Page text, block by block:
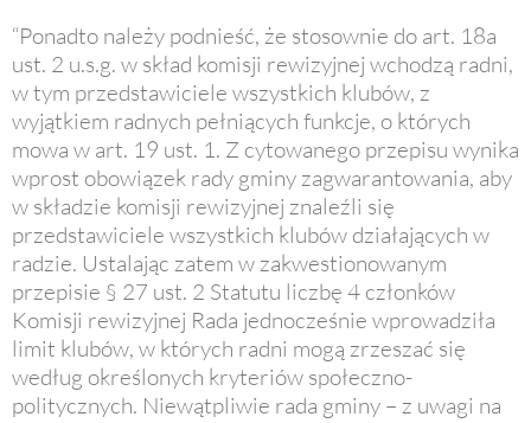
“Ponadto należy podnieść, że stosownie do art. 18a
ust. 2 u.s.g. w skład komisji rewizyjnej wchodzą radni,
w tym przedstawiciele wszystkich klubów, z
wyjątkiem radnych pełniących funkcje, o których
mowa w art. 19 ust. 1. Z cytowanego przepisu wynika
wprost obowiązek rady gminy zagwarantowania, aby
w składzie komisji rewizyjnej znaleźli się
przedstawiciele wszystkich klubów działających w
radzie. Ustalając zatem w zakwestionowanym
przepisie § 27 ust. 2 Statutu liczbę 4 członków
Komisji rewizyjnej Rada jednocześnie wprowadziła
limit klubów, w których radni mogą zrzeszać się
według określonych kryteriów społeczno-
politycznych. Niewątpliwie rada gminy – z uwagi na